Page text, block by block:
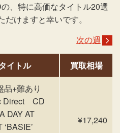
、特に高価なタイトル20選
けますと幸いです。
次の週
イトル 買取相場
品+難あり
Direct CD
DAY AT
‘BASIE’
¥17,240